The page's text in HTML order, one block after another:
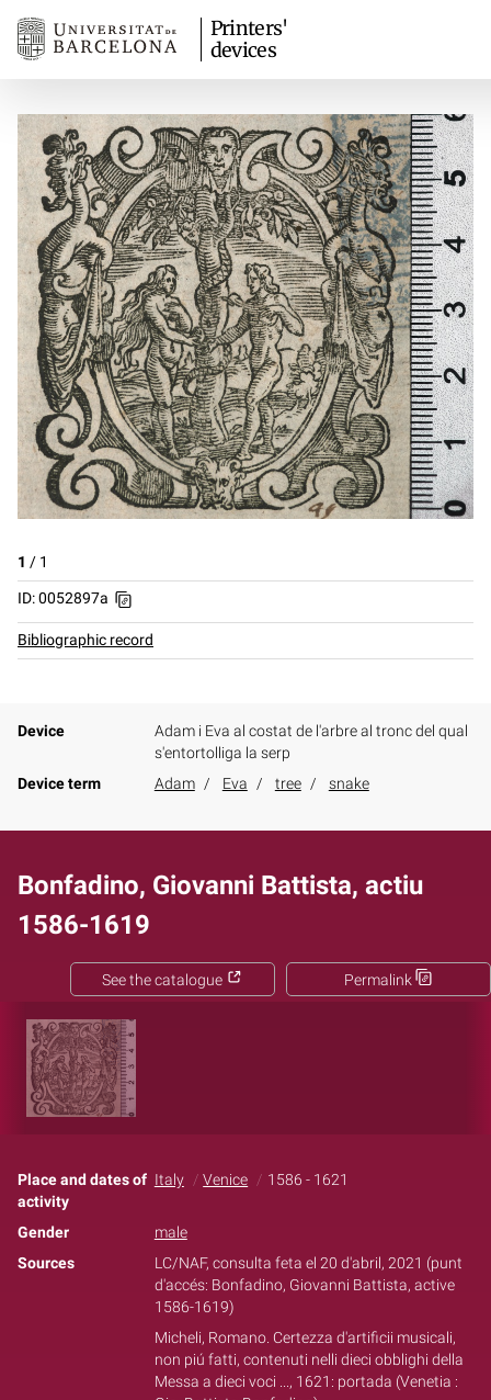
Printers'
devices
1 / 1
ID: 0052897a
Bibliographic record
Device
Adam i Eva al costat de l'arbre al tronc del qual
s'entortolliga la serp
Device term
Adam Eva tree snake
Bonfadino, Giovanni Battista, actiu
1586-1619
Permalink
See the catalogue
Place and dates of
activity
Italy Venice 1586 - 1621
Gender
male
Sources
LC/NAF, consulta feta el 20 d'abril, 2021 (punt
d'accés: Bonfadino, Giovanni Battista, active
1586-1619)
Micheli, Romano. Certezza d'artificii musicali,
non piú fatti, contenuti nelli dieci obblighi della
Messa a dieci voci ..., 1621: portada (Venetia :